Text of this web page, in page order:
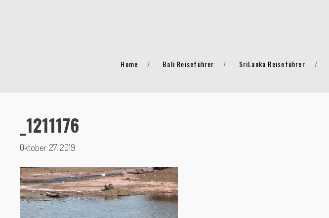
Home Bali Reiseführer SriLanka Reiseführer
_1211176
Oktober 27, 2019